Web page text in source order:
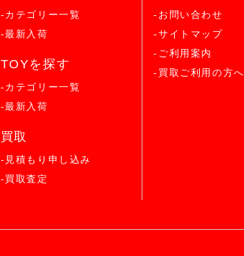
-カテゴリー一覧
-最新入荷
TOYを探す
-カテゴリー一覧
-最新入荷
買取
-見積もり申し込み
-買取査定
-お問い合わせ
-サイトマップ
-ご利用案内
-買取ご利用の方へ